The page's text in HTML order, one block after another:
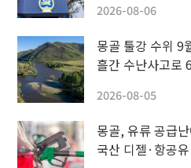
2026-08-06
몽골 툴강 수위
흘간 수난사고로
2026-08-05
몽골, 유류 공급
국산 디젤·항공